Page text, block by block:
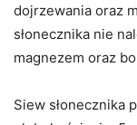
dojrzewania oraz
słonecznika nie
magnezem oraz
Siew słonecznika